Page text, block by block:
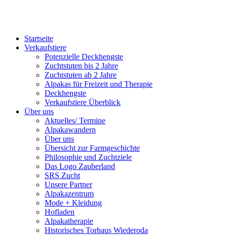
Startseite
Verkaufstiere
Po­ten­zi­elle Deckhengste
Zuchtstuten bis 2 Jahre
Zuchtstuten ab 2 Jahre
Alpakas für Freizeit und Therapie
Deckhengste
Verkaufstiere Überblick
Über uns
Aktuelles/ Termine
Alpakawandern
Über uns
Übersicht zur Farmgeschichte
Philosophie und Zuchtziele
Das Logo Zauberland
SRS Zucht
Unsere Partner
Alpakazentrum
Mode + Kleidung
Hofladen
Alpakatherapie
Historisches Torhaus Wiederoda